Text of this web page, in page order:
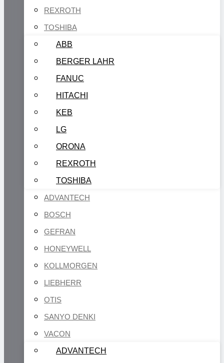
REXROTH
TOSHIBA
ABB
BERGER LAHR
FANUC
HITACHI
KEB
LG
ORONA
REXROTH
TOSHIBA
ADVANTECH
BOSCH
GEFRAN
HONEYWELL
KOLLMORGEN
LIEBHERR
OTIS
SANYO DENKI
VACON
ADVANTECH